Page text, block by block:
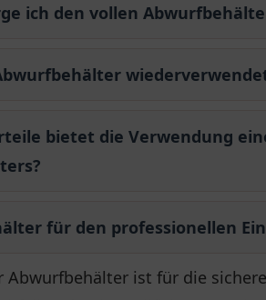
ich den vollen
bietet die Verwendung
für den professionellen
Abwurfbehälter ist für die